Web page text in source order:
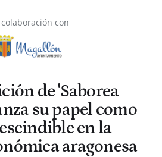
colaboración con
de 'Saborea
su papel como
en la
aragonesa